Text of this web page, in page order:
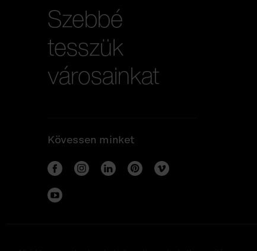
Szebbé
tesszük
városainkat
Kövessen minket